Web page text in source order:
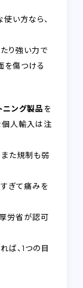
い方なら、
り強い力で
を傷つける
ニング製品を
個人輸入は注
た規制も弱
ぎて痛みを
労省が認可
ば、1つの目